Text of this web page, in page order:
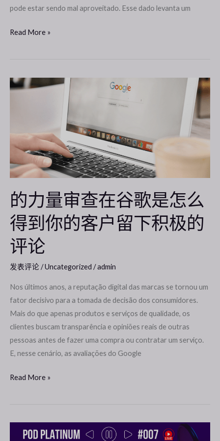
pode estar sendo mal aproveitado. Esse dado levanta um
Read More »
的力量审查在谷歌是怎么
得到你的客户留下积极的
评论
发表评论 /Uncategorized /admin
Nos últimos anos, a reputação digital das marcas se tornou um
fator decisivo para a tomada de decisão dos consumidores.
Mais do que apenas produtos e serviços de qualidade, os
clientes buscam transparência e opiniões reais de outras
pessoas antes de fazer uma compra ou contratar um serviço.
E, nesse cenário, as avaliações do Google
的
查
在
谷
歌
是
怎
么
得
到
你
的
客
户
留
下
极
评
Read More »